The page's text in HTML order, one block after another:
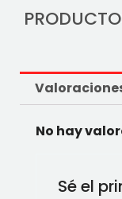
No hay
Sé el